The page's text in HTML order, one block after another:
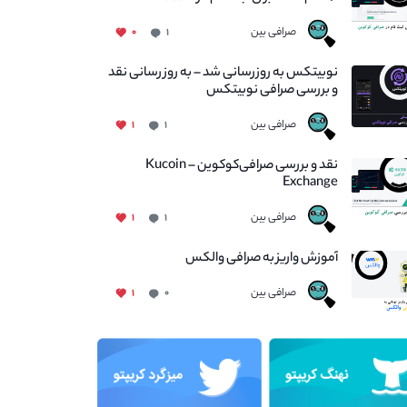
صرافی بین ۱ ۰
نوبیتکس به روزرسانی شد – به روز رسانی نقد
و بررسی صرافی نوبیتکس
صرافی بین ۱ ۱
نقد و بررسی صرافی‌کوکوین – Kucoin
Exchange
صرافی بین ۱ ۱
آموزش واریز به صرافی والکس
صرافی بین ۰ ۱